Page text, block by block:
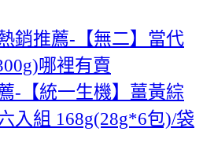
銷推薦-【無二】當代
哪裡有賣
-【統一生機】薑黃綜
入組 168g(28g*6包)/袋​